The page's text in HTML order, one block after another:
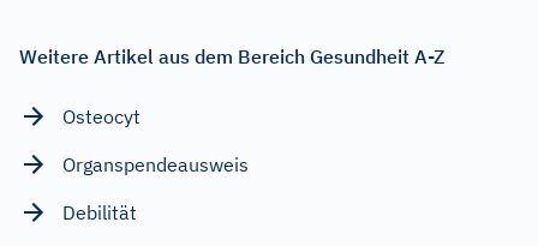
Weitere Artikel aus dem Bereich Gesundheit A-Z
Osteocyt
Organspendeausweis
Debilität